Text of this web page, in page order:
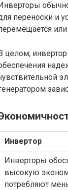
переноски и
целом,
Инвертор
Инверторы
высокую
потребляют